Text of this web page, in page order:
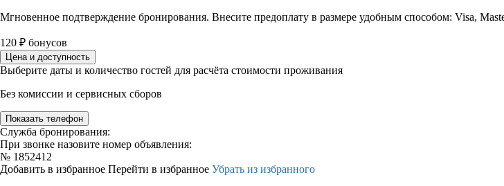
Мгновенное подтверждение бронирования. Внесите предоплату в размере удобным способом: Visa,
120 ₽ бонусов
Цена и доступность
Выберите даты и количество гостей для расчёта стоимости проживания
Без комиссии и сервисных сборов
Показать телефон
Служба бронирования:
При звонке назовите номер объявления:
№ 1852412
Добавить в избранное Перейти в избранное Убрать из избранного